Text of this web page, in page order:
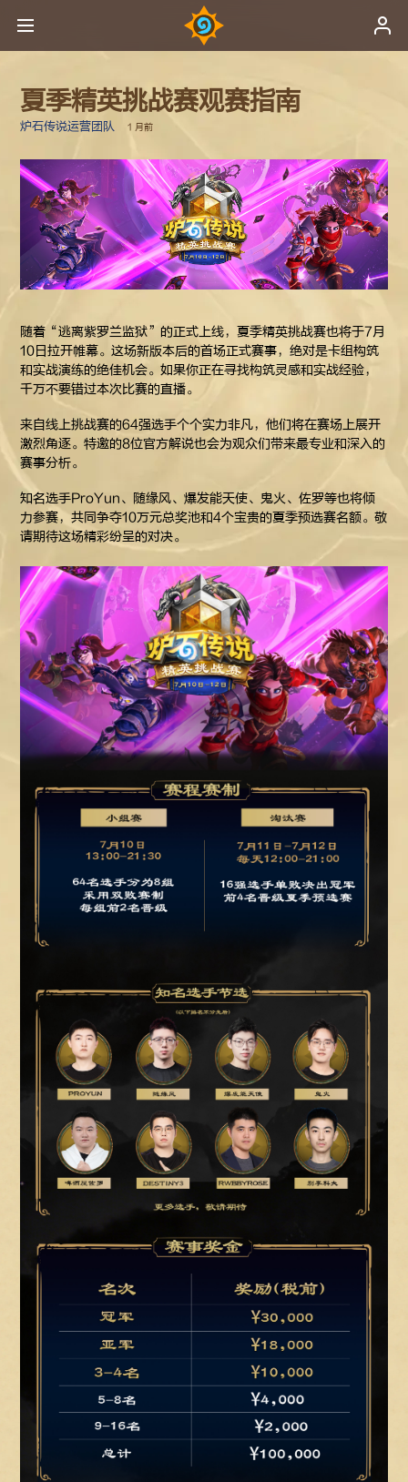
夏季精英挑战赛观赛指南
炉石传说运营团队 1 月前
随着“逃离紫罗兰监狱”的正式上线，夏季精英挑战赛也将于7月
10日拉开帷幕。这场新版本后的首场正式赛事，绝对是卡组构筑
和实战演练的绝佳机会。如果你正在寻找构筑灵感和实战经验，
千万不要错过本次比赛的直播。
来自线上挑战赛的64强选手个个实力非凡，他们将在赛场上展开
激烈角逐。特邀的8位官方解说也会为观众们带来最专业和深入的
赛事分析。
知名选手ProYun、随缘风、爆发能天使、鬼火、佐罗等也将倾
力参赛，共同争夺10万元总奖池和4个宝贵的夏季预选赛名额。敬
请期待这场精彩纷呈的对决。